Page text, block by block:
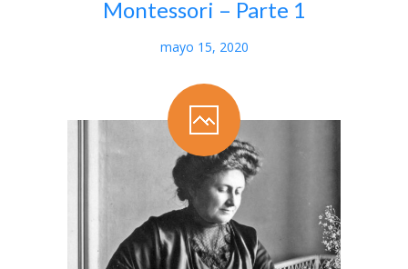
Montessori – Parte 1
mayo 15, 2020